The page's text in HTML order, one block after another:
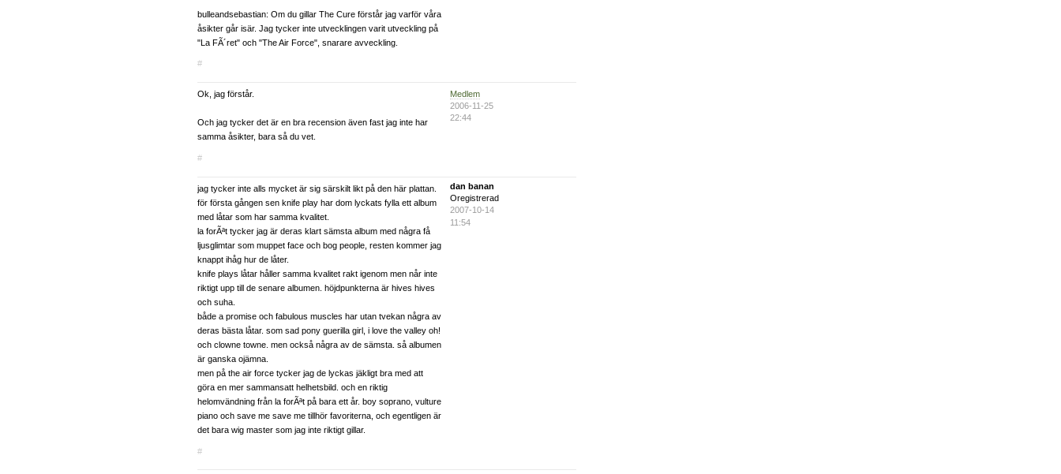
bulleandsebastian: Om du gillar The Cure förstår jag varför våra
åsikter går isär. Jag tycker inte utvecklingen varit utveckling på
"La FÃ´ret" och "The Air Force", snarare avveckling.
#
Ok, jag förstår.
Och jag tycker det är en bra recension även fast jag inte har
samma åsikter, bara så du vet.
#
Medlem
2006-11-25
22:44
jag tycker inte alls mycket är sig särskilt likt på den här plattan.
för första gången sen knife play har dom lyckats fylla ett album
med låtar som har samma kvalitet.
la forÃªt tycker jag är deras klart sämsta album med några få
ljusglimtar som muppet face och bog people, resten kommer jag
knappt ihåg hur de låter.
knife plays låtar håller samma kvalitet rakt igenom men når inte
riktigt upp till de senare albumen. höjdpunkterna är hives hives
och suha.
både a promise och fabulous muscles har utan tvekan några av
deras bästa låtar. som sad pony guerilla girl, i love the valley oh!
och clowne towne. men också några av de sämsta. så albumen
är ganska ojämna.
men på the air force tycker jag de lyckas jäkligt bra med att
göra en mer sammansatt helhetsbild. och en riktig
helomvändning från la forÃªt på bara ett år. boy soprano, vulture
piano och save me save me tillhör favoriterna, och egentligen är
det bara wig master som jag inte riktigt gillar.
#
dan banan
Oregistrerad
2007-10-14
11:54